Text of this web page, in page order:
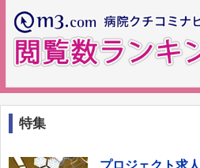
特集
プロジェクト求人